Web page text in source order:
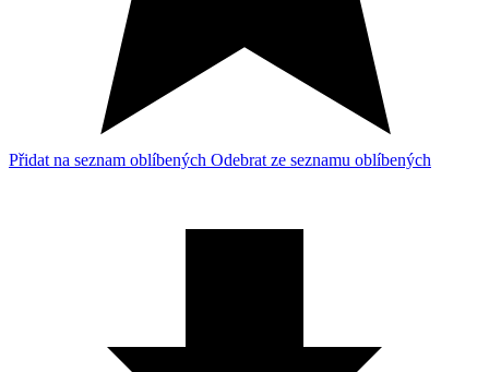
Přidat na seznam oblíbených Odebrat ze seznamu oblíbených